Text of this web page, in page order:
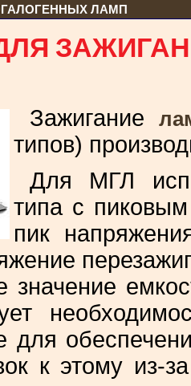
ЛАМП
Зажигание
типов)
Для МГЛ
типа с
пик
значение
для
к этому из-